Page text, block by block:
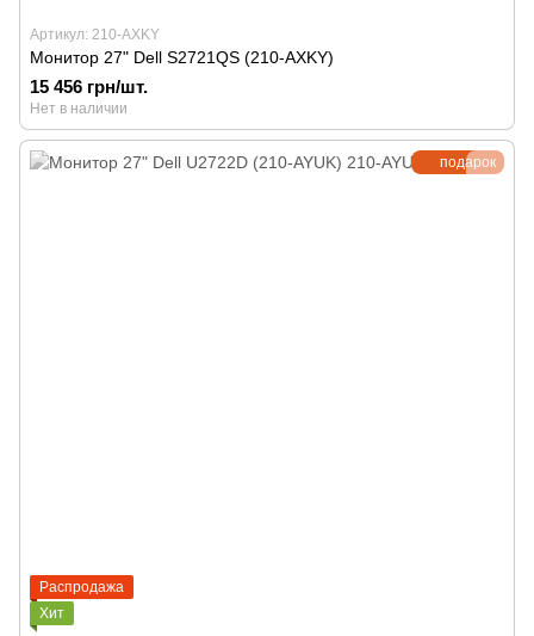
Артикул: 210-AXKY
Монитор 27" Dell S2721QS (210-AXKY)
15 456 грн/шт.
Нет в наличии
подарок
Распродажа
Хит